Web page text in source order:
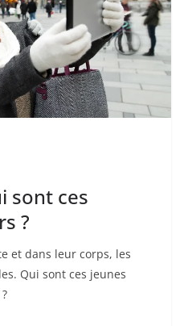
sont ces
?
et dans leur corps, les
Qui sont ces jeunes